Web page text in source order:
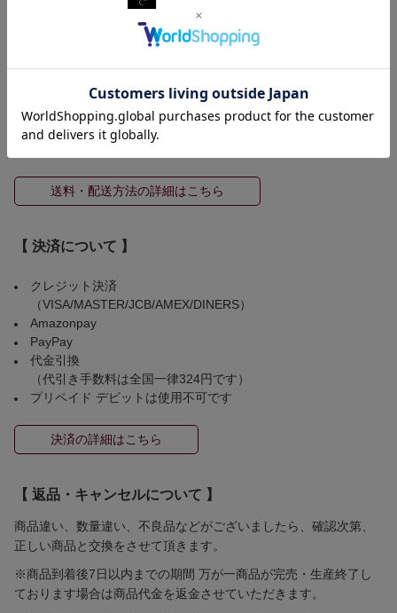
5,500円（税込）以上お買い上げで国内送料無料！！
ていただきます。
◆ 配送希望が通らなかった場合のキャンセルはお受けできませ
送料・配送方法の詳細はこちら
【 決済について 】
クレジット決済
（VISA/MASTER/JCB/AMEX/DINERS）
Amazonpay
PayPay
代金引換
（代引き手数料は全国一律324円です）
プリペイド デビットは使用不可です
決済の詳細はこちら
【 返品・キャンセルについて 】
商品違い、数量違い、不良品などがございましたら、確認次第、
正しい商品と交換をさせて頂きます。
※商品到着後7日以内までの期間 万が一商品が完売・生産終了し
ております場合は商品代金を返金させていただきます。